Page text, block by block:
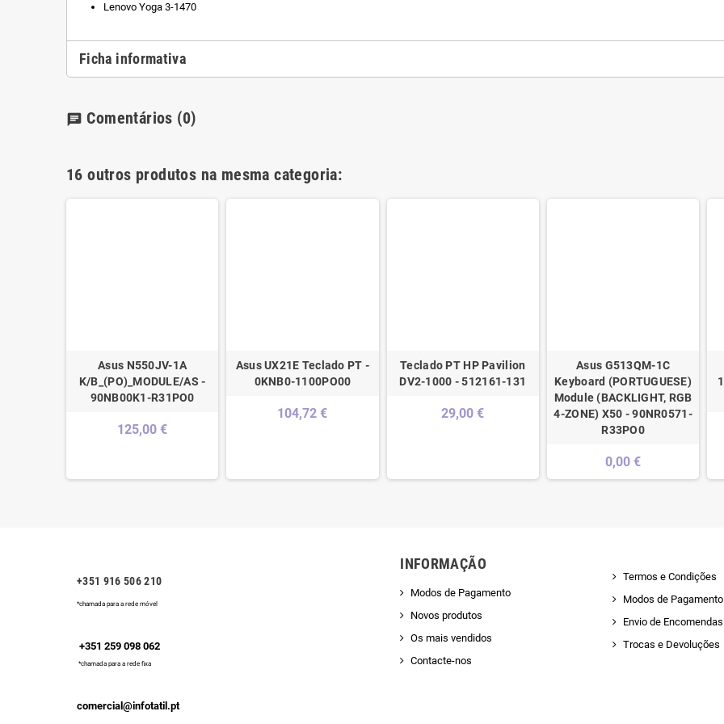
Lenovo Yoga 3-1470
Ficha informativa
chat Comentários (0)
16 outros produtos na mesma categoria:
Asus N550JV-1A
K/B_(PO)_MODULE/AS -
90NB00K1-R31PO0
125,00 €
Asus UX21E Teclado PT -
0KNB0-1100PO00
104,72 €
Teclado PT HP Pavilion
DV2-1000 - 512161-131
29,00 €
Asus G513QM-1C
Keyboard (PORTUGUESE)
Module (BACKLIGHT, RGB
4-ZONE) X50 - 90NR0571-
R33PO0
0,00 €
+351 916 506 210
*chamada para a rede móvel
+351 259 098 062
*chamada para a rede fixa
comercial@infotatil.pt
INFORMAÇÃO
Modos de Pagamento
Novos produtos
Os mais vendidos
Contacte-nos
Termos e Condições
Modos de Pagamento
Envio de
Trocas e Devoluções